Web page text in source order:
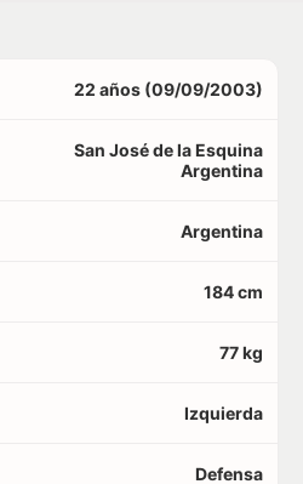
22 años (09/09/2003)
San José de la Esquina
Argentina
Argentina
184 cm
77 kg
Izquierda
Defensa